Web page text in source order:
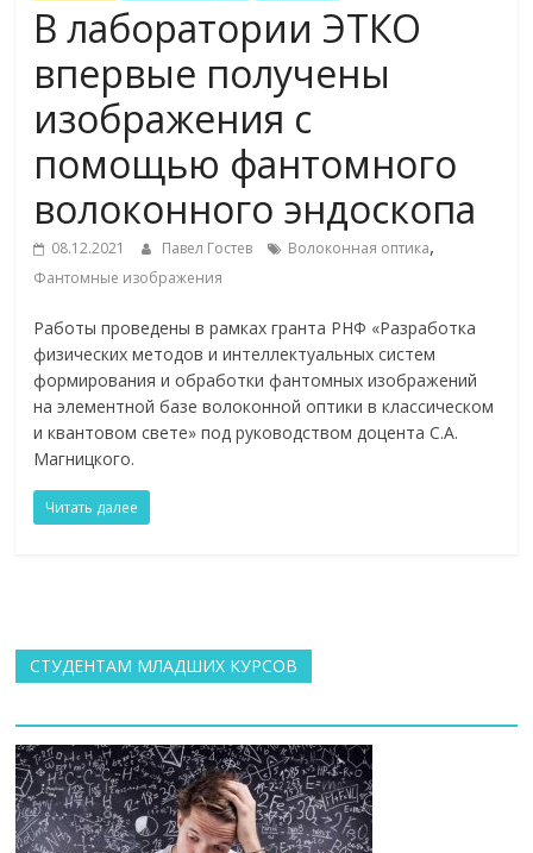
В лаборатории ЭТКО
впервые получены
изображения с
помощью фантомного
волоконного эндоскопа
08.12.2021 Павел Гостев Волоконная оптика,
Фантомные изображения
Работы проведены в рамках гранта РНФ «Разработка
физических методов и интеллектуальных систем
формирования и обработки фантомных изображений
на элементной базе волоконной оптики в классическом
и квантовом свете» под руководством доцента С.А.
Магницкого.
Читать далее
СТУДЕНТАМ МЛАДШИХ КУРСОВ